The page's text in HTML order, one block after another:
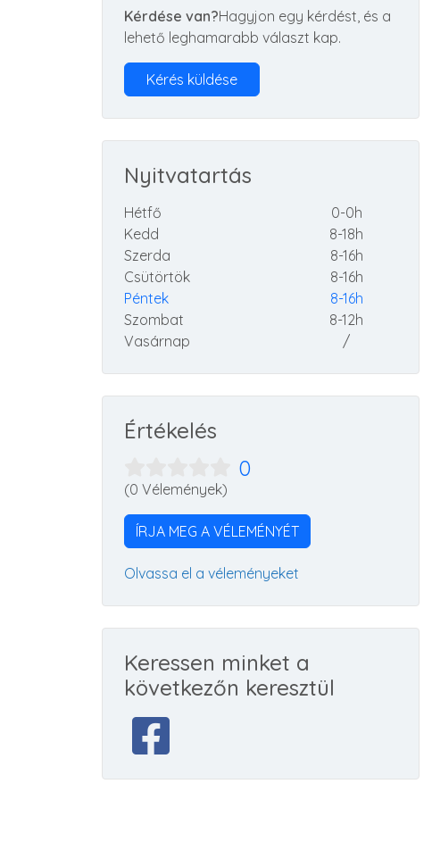
Kérdése van?Hagyjon egy kérdést, és a
lehető leghamarabb választ kap.
Kérés küldése
Nyitvatartás
Hétfő
0-0h
Kedd
8-18h
Szerda
8-16h
Csütörtök
8-16h
Péntek
8-16h
Szombat
8-12h
Vasárnap
/
Értékelés
0
(0 Vélemények)
ÍRJA MEG A VÉLEMÉNYÉT
Olvassa el a véleményeket
Keressen minket a
következőn keresztül